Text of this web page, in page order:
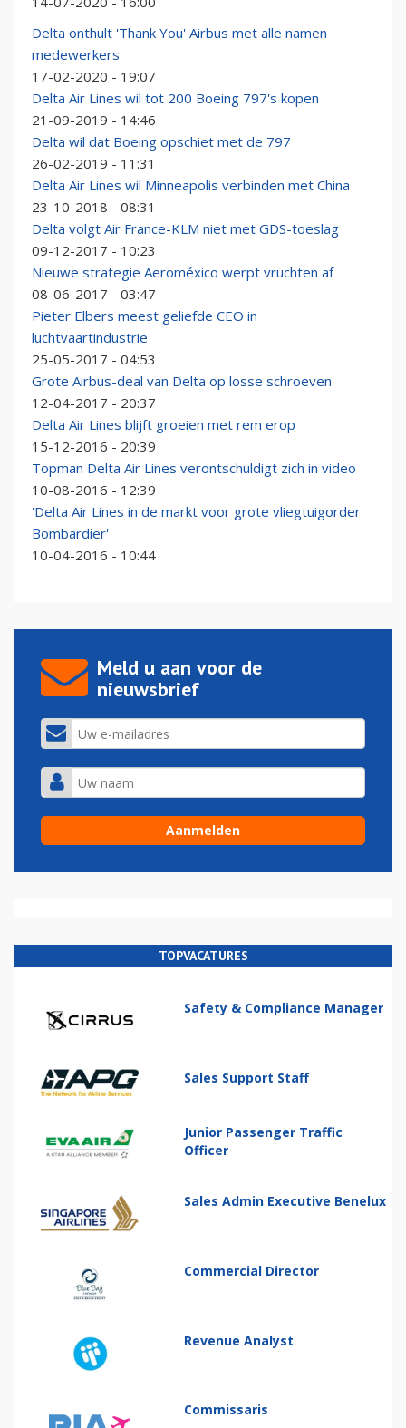
Delta onthult 'Thank You' Airbus met alle namen
medewerkers
17-02-2020 - 19:07
Delta Air Lines wil tot 200 Boeing 797's kopen
21-09-2019 - 14:46
Delta wil dat Boeing opschiet met de 797
26-02-2019 - 11:31
Delta Air Lines wil Minneapolis verbinden met China
23-10-2018 - 08:31
Delta volgt Air France-KLM niet met GDS-toeslag
09-12-2017 - 10:23
Nieuwe strategie Aeroméxico werpt vruchten af
08-06-2017 - 03:47
Pieter Elbers meest geliefde CEO in
luchtvaartindustrie
25-05-2017 - 04:53
Grote Airbus-deal van Delta op losse schroeven
12-04-2017 - 20:37
Delta Air Lines blijft groeien met rem erop
15-12-2016 - 20:39
Topman Delta Air Lines verontschuldigt zich in video
10-08-2016 - 12:39
'Delta Air Lines in de markt voor grote vliegtuigorder
Bombardier'
10-04-2016 - 10:44
Meld u aan voor de
nieuwsbrief
TOPVACATURES
Safety & Compliance Manager
Sales Support Staff
Junior Passenger Traffic
Officer
Sales Admin Executive Benelux
Commercial Director
Revenue Analyst
Commissaris